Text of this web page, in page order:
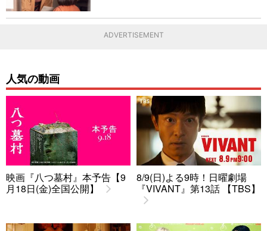
ADVERTISEMENT
人気の動画
映画『八つ墓村』本予告【9
月18日(金)全国公開】
8/9(日)よる9時！日曜劇場
『VIVANT』第13話 【TBS】